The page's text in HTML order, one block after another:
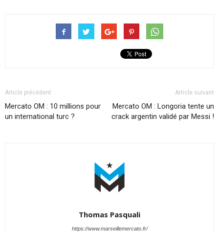
Article précédent
Mercato OM : 10 millions pour
un international turc ?
Article suivant
Mercato OM : Longoria tente un
crack argentin validé par Messi !
Thomas Pasquali
https://www.marseillemercato.fr/